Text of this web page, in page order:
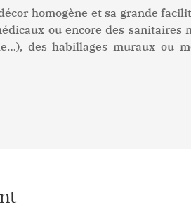
homogène et sa grande
ou encore des sanitaires
des habillages muraux ou